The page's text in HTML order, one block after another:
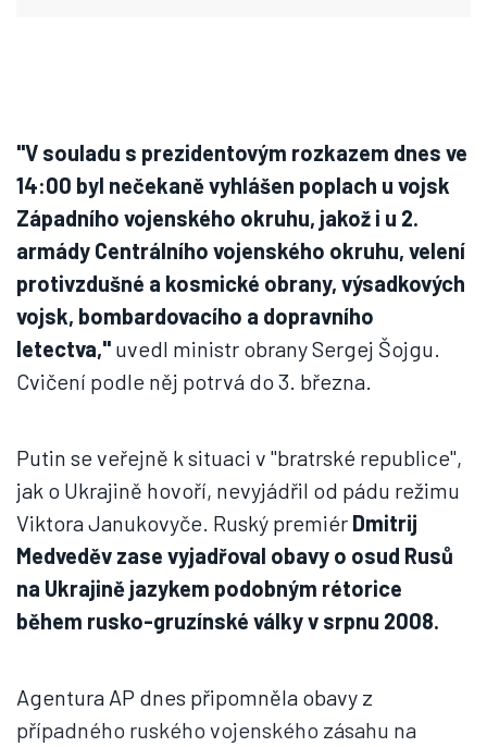
"V souladu s prezidentovým rozkazem dnes ve
14:00 byl nečekaně vyhlášen poplach u vojsk
Západního vojenského okruhu, jakož i u 2.
armády Centrálního vojenského okruhu, velení
protivzdušné a kosmické obrany, výsadkových
vojsk, bombardovacího a dopravního
letectva," uvedl ministr obrany Sergej Šojgu.
Cvičení podle něj potrvá do 3. března.
Putin se veřejně k situaci v "bratrské republice",
jak o Ukrajině hovoří, nevyjádřil od pádu režimu
Viktora Janukovyče. Ruský premiér Dmitrij
Medveděv zase vyjadřoval obavy o osud Rusů
na Ukrajině jazykem podobným rétorice
během rusko-gruzínské války v srpnu 2008.
Agentura AP dnes připomněla obavy z
případného ruského vojenského zásahu na